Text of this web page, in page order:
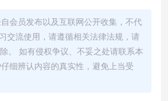
会员发布以及互联网公开收集，不代
交流使用，请遵循相关法律法规，请
。 如有侵权争议、不妥之处请联系本
细辨认内容的真实性，避免上当受